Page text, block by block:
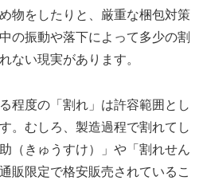
物をしたりと、厳重な梱包対策
の振動や落下によって多少の割
ない現実があります。
程度の「割れ」は許容範囲とし
。むしろ、製造過程で割れてし
（きゅうすけ）」や「割れせん
販限定で格安販売されているこ